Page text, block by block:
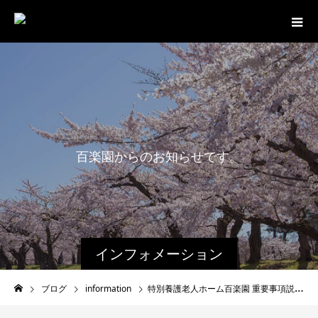
インフォメーション
百楽園からのお知らせです。
ブログ information 特別養護老人ホーム百楽園 重要事項説明書